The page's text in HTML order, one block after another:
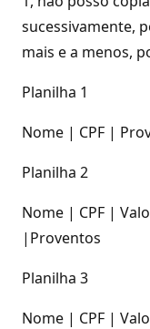
sucessivamente,
mais e a menos,
Planilha 1
Nome | CPF |
Planilha 2
Nome | CPF |
|Proventos
Planilha 3
Nome | CPF |